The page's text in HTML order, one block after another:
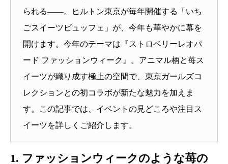
られる――。ヒルトン東京が毎年開催する「いち
ごスイーツビュッフェ」が、今年も華やかに幕を
開けます。今年のテーマは『ストロベリーレオパ
ード ファッションウィーク』。アニマル柄と苺ス
イーツが織り成す極上の空間で、東京ガールズコ
レクションとの初コラボが新たな魅力を加えま
す。この記事では、イベントの見どころや注目ス
イーツを詳しくご紹介します。
1. ファッションウィークのような苺の